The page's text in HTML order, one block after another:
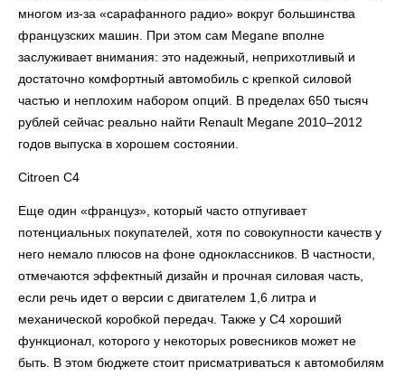
многом из‑за «сарафанного радио» вокруг большинства
французских машин. При этом сам Megane вполне
заслуживает внимания: это надежный, неприхотливый и
достаточно комфортный автомобиль с крепкой силовой
частью и неплохим набором опций. В пределах 650 тысяч
рублей сейчас реально найти Renault Megane 2010–2012
годов выпуска в хорошем состоянии.
Citroen C4
Еще один «француз», который часто отпугивает
потенциальных покупателей, хотя по совокупности качеств у
него немало плюсов на фоне одноклассников. В частности,
отмечаются эффектный дизайн и прочная силовая часть,
если речь идет о версии с двигателем 1,6 литра и
механической коробкой передач. Также у C4 хороший
функционал, которого у некоторых ровесников может не
быть. В этом бюджете стоит присматриваться к автомобилям